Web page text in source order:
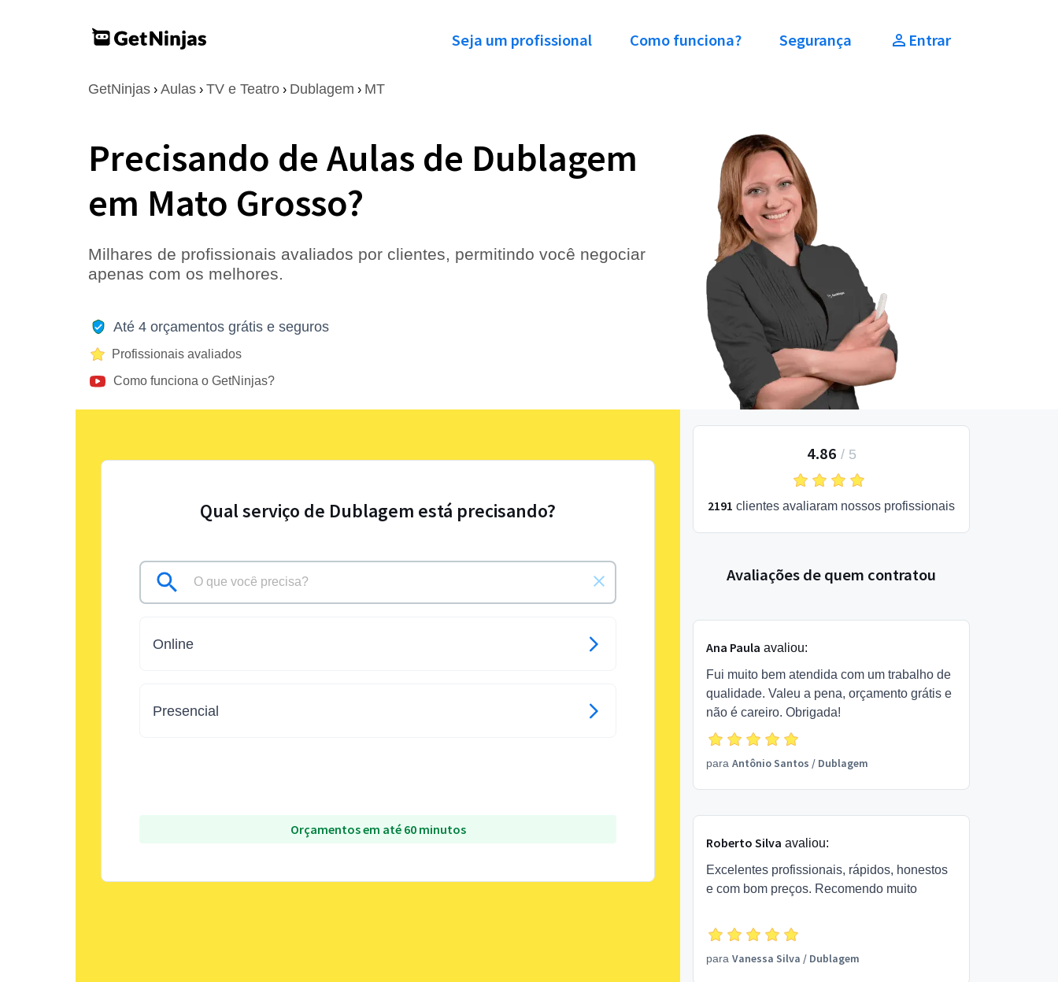
Seja um profissional Como funciona? Segurança Entrar
GetNinjas › Aulas › TV e Teatro › Dublagem › MT
Precisando de Aulas de Dublagem
em Mato Grosso?
Milhares de profissionais avaliados por clientes, permitindo você negociar
apenas com os melhores.
Até 4 orçamentos grátis e seguros
Profissionais avaliados
Como funciona o GetNinjas?
Qual serviço de Dublagem está precisando?
Online
Presencial
Orçamentos em até 60 minutos
4.86 / 5
2191 clientes avaliaram nossos profissionais
Avaliações de quem contratou
Ana Paula avaliou:
Fui muito bem atendida com um trabalho de
qualidade. Valeu a pena, orçamento grátis e
não é careiro. Obrigada!
para Antônio Santos / Dublagem
Roberto Silva avaliou:
Excelentes profissionais, rápidos, honestos
e com bom preços. Recomendo muito
para Vanessa Silva / Dublagem